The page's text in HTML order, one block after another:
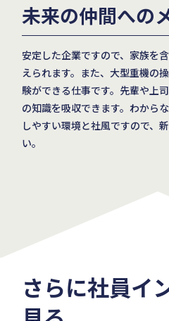
未来の仲間への
安定した企業ですので、家族を
えられます。また、大型重機の
験ができる仕事です。先輩や上
の知識を吸収できます。わから
しやすい環境と社風ですので、
い。
さらに社員イ